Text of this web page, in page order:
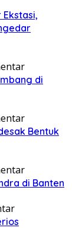
Ekstasi,
di
Bentuk
di Banten